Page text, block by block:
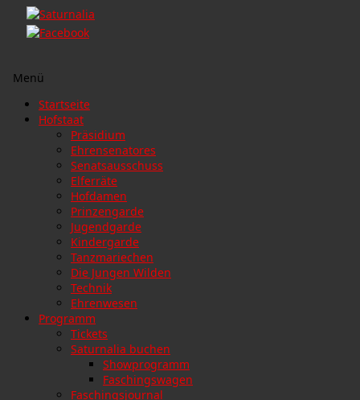
Menü
Zum
Inhalt
Startseite
Hofstaat
Präsidium
Ehrensenatores
Senatsausschuss
Elferräte
Hofdamen
Prinzengarde
Jugendgarde
Kindergarde
Tanzmariechen
Die Jungen Wilden
Technik
Ehrenwesen
Programm
Tickets
Saturnalia buchen
Showprogramm
Faschingswagen
Faschingsjournal